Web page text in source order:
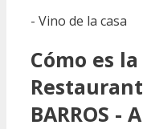
- Vino de la casa
Cómo es
BARROS -